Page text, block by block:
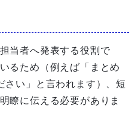
当者へ発表する役割で
るため（例えば「まとめ
さい」と言われます）、短
瞭に伝える必要がありま